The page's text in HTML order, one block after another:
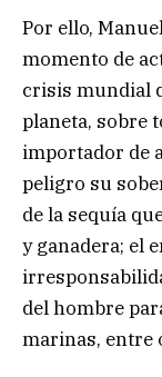
Por ello,
momento de
crisis mundial
planeta, sobre
importador de
peligro su
de la sequía
y ganadera; el
del hombre
marinas, entre